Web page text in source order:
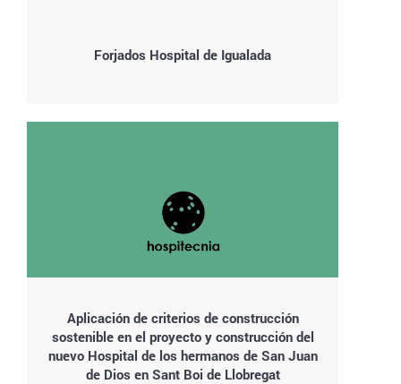
Forjados Hospital de Igualada
Aplicación de criterios de construcción
sostenible en el proyecto y construcción del
nuevo Hospital de los hermanos de San Juan
de Dios en Sant Boi de Llobregat